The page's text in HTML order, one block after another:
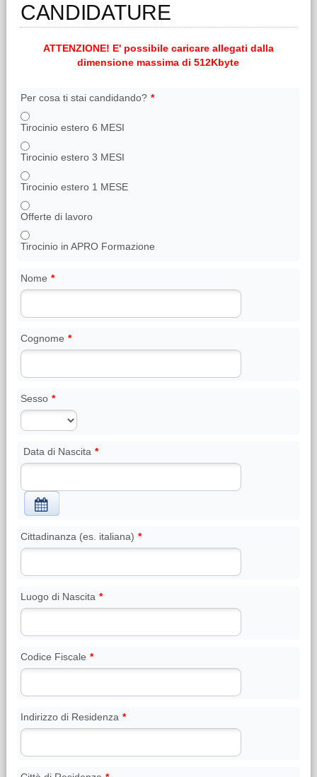
CANDIDATURE
ATTENZIONE! E' possibile caricare allegati dalla
dimensione massima di 512Kbyte
Per cosa ti stai candidando? *
Tirocinio estero 6 MESI
Tirocinio estero 3 MESI
Tirocinio estero 1 MESE
Offerte di lavoro
Tirocinio in APRO Formazione
Nome *
Cognome *
Sesso *
Data di Nascita *
Cittadinanza (es. italiana) *
Luogo di Nascita *
Codice Fiscale *
Indirizzo di Residenza *